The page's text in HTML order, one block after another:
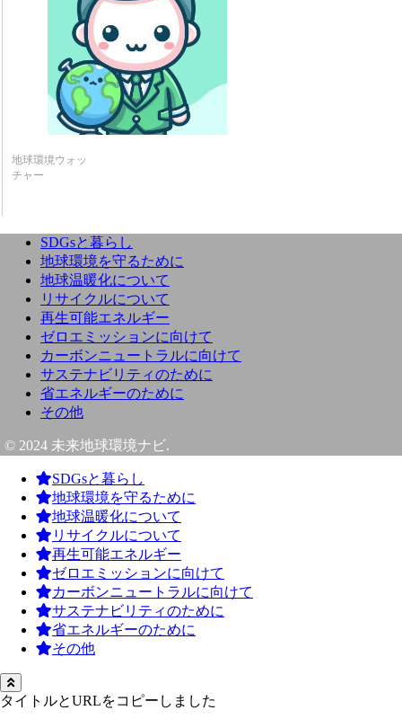
地球環境ウォッ
チャー
SDGsと暮らし
地球環境を守るために
地球温暖化について
リサイクルについて
再生可能エネルギー
ゼロエミッションに向けて
カーボンニュートラルに向けて
サステナビリティのために
省エネルギーのために
その他
© 2024 未来地球環境ナビ.
SDGsと暮らし
地球環境を守るために
地球温暖化について
リサイクルについて
再生可能エネルギー
ゼロエミッションに向けて
カーボンニュートラルに向けて
サステナビリティのために
省エネルギーのために
その他
タイトルとURLをコピーしました